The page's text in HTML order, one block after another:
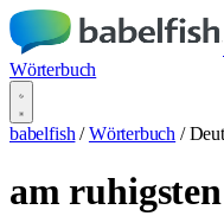
Wörterbuch
babelfish / Wörterbuch /
am ruhigsten